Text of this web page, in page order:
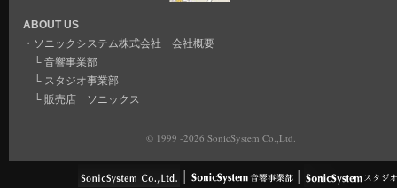
ABOUT US
・ ソニックシステム株式会社 会社概要
└ 音響事業部
└ スタジオ事業部
└ 販売店 ソニックス
© 1999 -2026 SonicSystem Co.,Ltd.